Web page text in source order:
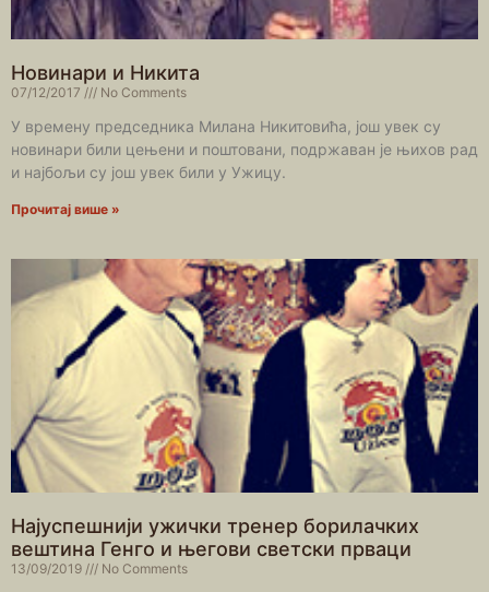
Новинари и Никита
07/12/2017 No Comments
У времену председника Милана Никитовића, још увек су
новинари били цењени и поштовани, подржаван је њихов рад
и најбољи су још увек били у Ужицу.
Прочитај више »
Најуспешнији ужички тренер борилачких
вештина Генго и његови светски прваци
13/09/2019 No Comments